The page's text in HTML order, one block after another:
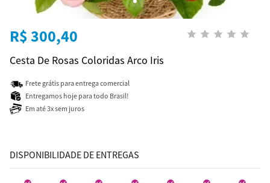
R$ 300,40
Cesta De Rosas Coloridas Arco Iris
Frete grátis para entrega comercial
Entregamos hoje para todo Brasil!
Em até 3x sem juros
DISPONIBILIDADE DE ENTREGAS